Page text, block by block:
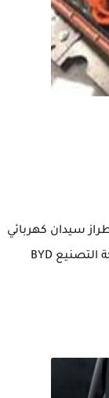
سيدان كهربائي
بالكامل ، حيث وجدت تويوتا أن الحل الأنسب هو اقتناء تقنيات BYD الحديثة ، إذ توفر شركة التصنيع BYD